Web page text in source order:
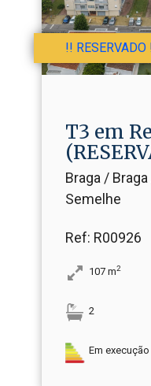
!! RESERVADO
T3 em
Braga /
Semelhe
Ref: R00926
107 m2
2
Em execução